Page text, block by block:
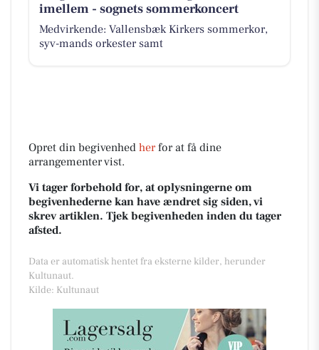
imellem - sognets sommerkoncert
Medvirkende: Vallensbæk Kirkers sommerkor,
syv-mands orkester samt
Opret din begivenhed herfor at få dine
arrangementer vist.
Vi tager forbehold for, at oplysningerne om
begivenhederne kan have ændret sig siden, vi
skrev artiklen. Tjek begivenheden inden du tager
afsted.
Data er automatisk hentet fra eksterne kilder, herunder
Kultunaut.
Kilde: Kultunaut